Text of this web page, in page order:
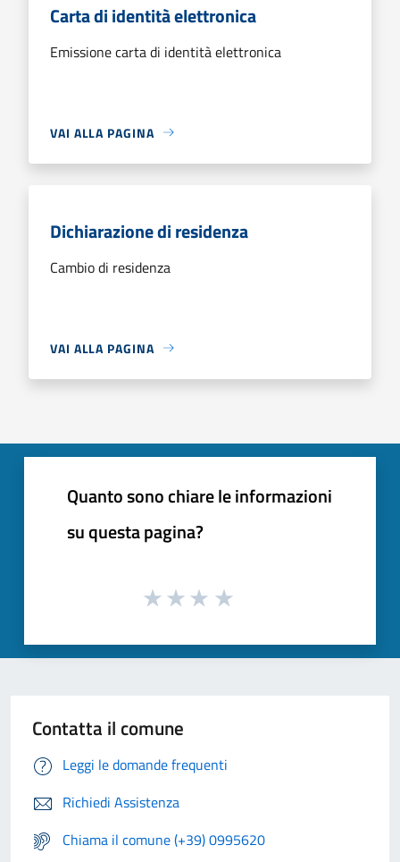
Carta di identità elettronica
Emissione carta di identità elettronica
VAI ALLA PAGINA
Dichiarazione di residenza
Cambio di residenza
VAI ALLA PAGINA
Quanto sono chiare le informazioni
su questa pagina?
Contatta il comune
Leggi le domande frequenti
Richiedi Assistenza
Chiama il comune (+39) 0995620